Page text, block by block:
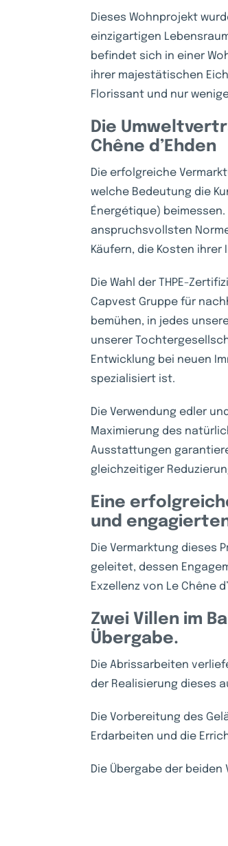
Dieses Wohnprojekt
einzigartigen
befindet sich in einer
ihrer majestätischen
Florissant und nur
Die
Chêne d’Ehden
Die erfolgreiche
welche Bedeutung die
Énergétique)
anspruchsvollsten
Käufern, die Kosten
Die Wahl der THPE-
Capvest Gruppe für
bemühen, in jedes
unserer
Entwicklung bei neuen
spezialisiert ist.
Die Verwendung edler
Maximierung des
Ausstattungen
gleichzeitiger
Eine
und
Die Vermarktung dieses
geleitet, dessen
Exzellenz von Le Chêne
Zwei Villen im
Übergabe.
Die Abrissarbeiten
der Realisierung dieses
Die Vorbereitung des
Erdarbeiten und die
Die Übergabe der